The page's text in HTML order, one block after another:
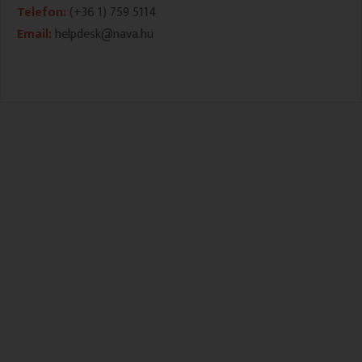
Telefon: (+36 1) 759 5114
Email: helpdesk@nava.hu